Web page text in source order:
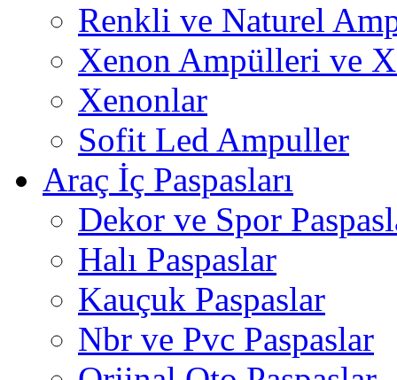
Renkli ve Naturel
Xenon Ampülleri ve
Xenonlar
Sofit Led Ampuller
Araç İç Paspasları
Dekor ve Spor
Halı Paspaslar
Kauçuk Paspaslar
Nbr ve Pvc Paspaslar